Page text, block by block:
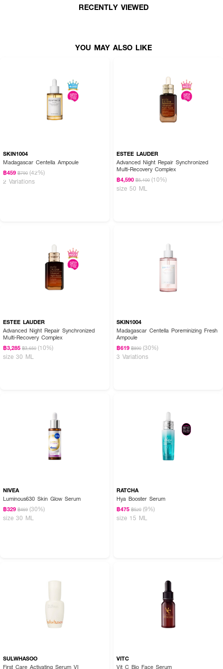
Triple Acid Peel เซรั่มที่ต้องมี!
RECENTLY VIEWED
YOU MAY ALSO LIKE
SKIN1004
Madagascar Centella Ampoule
฿459 ฿790 (42%)
2 Variations
ESTEE LAUDER
Advanced Night Repair Synchronized
Multi-Recovery Complex
฿4,590 ฿5,100 (10%)
size 50 ML
ESTEE LAUDER
Advanced Night Repair Synchronized
Multi-Recovery Complex
฿3,285 ฿3,650 (10%)
size 30 ML
SKIN1004
Madagascar Centella Poreminizing Fresh
Ampoule
฿619 ฿890 (30%)
3 Variations
NIVEA
Luminous630 Skin Glow Serum
฿329 ฿469 (30%)
size 30 ML
RATCHA
Hya Booster Serum
฿475 ฿520 (9%)
size 15 ML
SULWHASOO
First Care Activating Serum VI
VITC
Vit C Bio Face Serum